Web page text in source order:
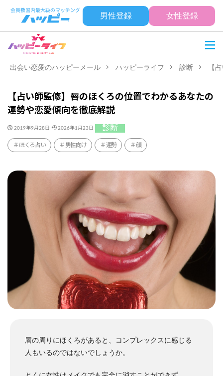
男性登録 女性登録
出会い恋愛のハッピーメール ハッピーライフ 診断 【
【占い師監修】唇のほくろの位置でわかるあなたの
運勢や恋愛傾向を徹底解説
2019年9月28日 2026年1月23日 診断
ほくろ占い 男性向け 運勢 顔
唇の周りにほくろがあると、コンプレックスに感じる
人もいるのではないでしょうか。